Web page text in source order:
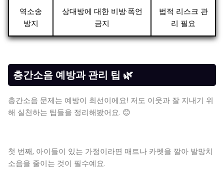
역소송
방지
상대방에 대한 비방·폭언
금지
법적 리스크 관
리 필요
층간소음 예방과 관리 팁 🌿
층간소음 문제는 예방이 최선이에요! 저도 이웃과 잘 지내기 위
해 실천하는 팁들을 정리해봤어요. 😊
첫 번째, 아이들이 있는 가정이라면 매트나 카펫을 깔아 발망치
소음을 줄이는 것이 필수예요.